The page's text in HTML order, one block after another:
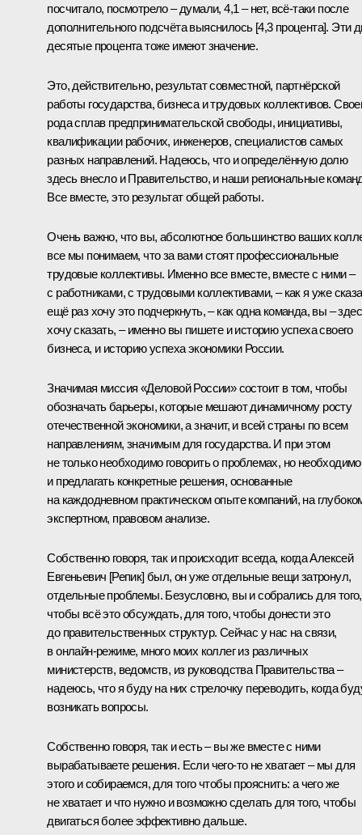
посчитало, посмотрело – думали, 4,1 – нет, всё-таки после
дополнительного подсчёта выяснилось [4,3 процента]. Эти
десятые процента тоже имеют значение.
Это, действительно, результат совместной, партнёрской
работы государства, бизнеса и трудовых коллективов.
рода сплав предпринимательской свободы, инициативы,
квалификации рабочих, инженеров, специалистов самых
разных направлений. Надеюсь, что и определённую долю
здесь внесло и Правительство, и наши региональные
Все вместе, это результат общей работы.
Очень важно, что вы, абсолютное большинство ваших
все мы понимаем, что за вами стоят профессиональные
трудовые коллективы. Именно все вместе, вместе с ними –
с работниками, с трудовыми коллективами, – как я уже
ещё раз хочу это подчеркнуть, – как одна команда, вы –
хочу сказать, – именно вы пишете и историю успеха своего
бизнеса, и историю успеха экономики России.
Значимая миссия «Деловой России» состоит в том, чтобы
обозначать барьеры, которые мешают динамичному росту
отечественной экономики, а значит, и всей страны по всем
направлениям, значимым для государства. И при этом
не только необходимо говорить о проблемах, но необходимо
и предлагать конкретные решения, основанные
на каждодневном практическом опыте компаний, на
экспертном, правовом анализе.
Собственно говоря, так и происходит всегда, когда Алексей
Евгеньевич [Репик] был, он уже отдельные вещи затронул,
отдельные проблемы. Безусловно, вы и собрались для того,
чтобы всё это обсуждать, для того, чтобы донести это
до правительственных структур. Сейчас у нас на связи,
в онлайн-режиме, много моих коллег из различных
министерств, ведомств, из руководства Правительства –
надеюсь, что я буду на них стрелочку переводить, когда
возникать вопросы.
Собственно говоря, так и есть – вы же вместе с ними
вырабатываете решения. Если чего-то не хватает – мы для
этого и собираемся, для того чтобы прояснить: а чего же
не хватает и что нужно и возможно сделать для того, чтобы
двигаться более эффективно дальше.